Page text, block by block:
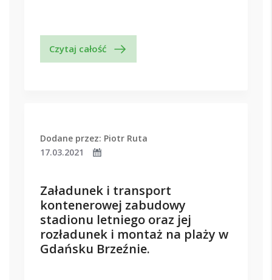
Czytaj całość
Dodane przez: Piotr Ruta
17.03.2021
Załadunek i transport
kontenerowej zabudowy
stadionu letniego oraz jej
rozładunek i montaż na plaży w
Gdańsku Brzeźnie.